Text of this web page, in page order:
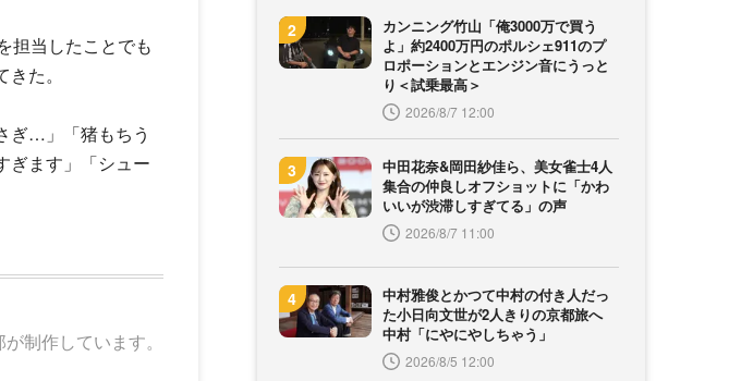
担当したことでも
た。
ぎ…」「猪もちう
ぎます」「シュー
制作しています。
カンニング竹山「俺3000万で買う
よ」約2400万円のポルシェ911のプ
ロポーションとエンジン音にうっと
り＜試乗最高＞
2026/8/7 12:00
中田花奈&岡田紗佳ら、美女雀士4人
集合の仲良しオフショットに「かわ
いいが渋滞しすぎてる」の声
2026/8/7 11:00
中村雅俊とかつて中村の付き人だっ
た小日向文世が2人きりの京都旅へ
中村「にやにやしちゃう」
2026/8/5 12:00